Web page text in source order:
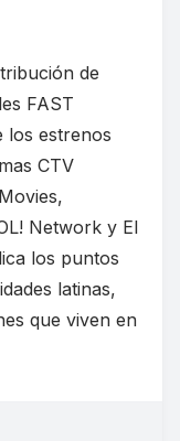
de
FAST
los estrenos
CTV
Network y El
los puntos
latinas,
que viven en